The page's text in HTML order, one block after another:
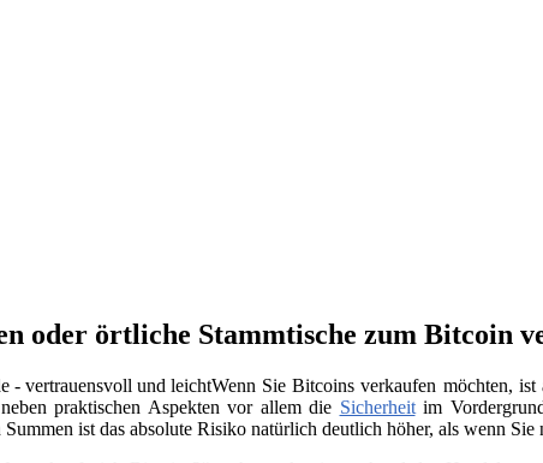
oder örtliche Stammtische zum Bitcoin
Wenn Sie Bitcoins verkaufen möchten, ist
praktischen Aspekten vor allem die Sicherheitim
ist das absolute Risiko natürlich deutlich höher, als wenn